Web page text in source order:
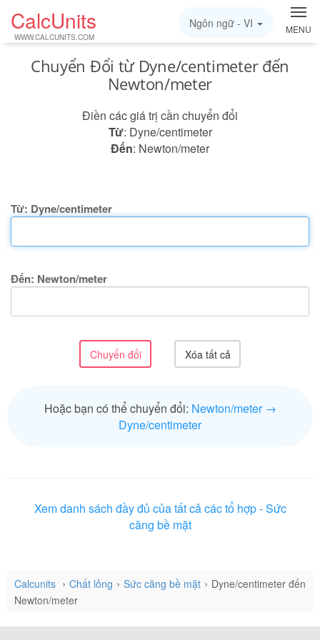
CalcUnits
WWW.CALCUNITS.COM
MENU
Ngôn ngữ - VI
Chuyển Đổi từ Dyne/centimeter đến
Newton/meter
Điền các giá trị cần chuyển đổi
Từ: Dyne/centimeter
Đến: Newton/meter
Từ: Dyne/centimeter
Đến: Newton/meter
Hoặc bạn có thể chuyển đổi: Newton/meter →
Dyne/centimeter
Xem danh sách đầy đủ của tất cả các tổ hợp - Sức
căng bề mặt
Calcunits Chất lỏng Sức căng bề mặt
Dyne/centimeter đến
Newton/meter